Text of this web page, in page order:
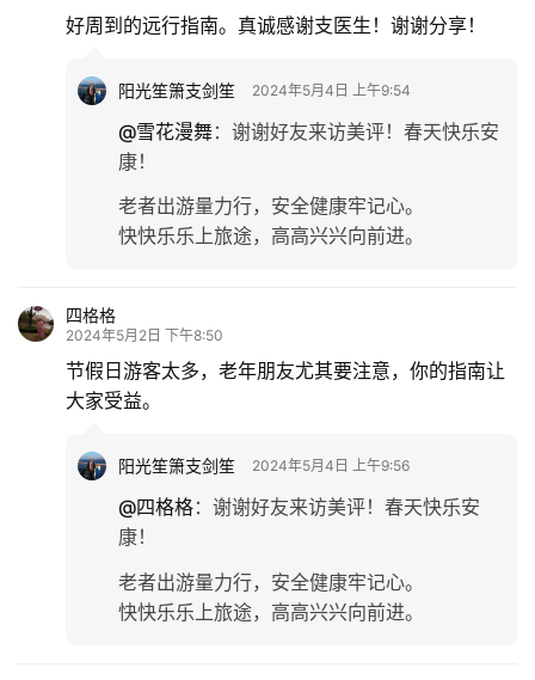
好周到的远行指南。真诚感谢支医生！谢谢分享！
阳光笙箫支剑笙 2024年5月4日 上午9:54
@雪花漫舞： 谢谢好友来访美评！春天快乐安
康！
老者出游量力行，安全健康牢记心。
快快乐乐上旅途，高高兴兴向前进。
四格格
2024年5月2日 下午8:50
节假日游客太多，老年朋友尤其要注意，你的指南让
大家受益。
阳光笙箫支剑笙 2024年5月4日 上午9:56
@四格格： 谢谢好友来访美评！春天快乐安
康！
老者出游量力行，安全健康牢记心。
快快乐乐上旅途，高高兴兴向前进。